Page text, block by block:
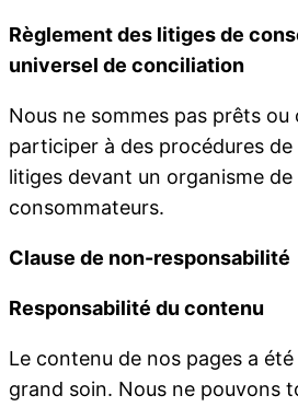
Règlement des litiges de
universel de conciliation
Nous ne sommes pas prêts ou
participer à des procédures
litiges devant un organisme
consommateurs.
Clause de non-responsabilité
Responsabilité du contenu
Le contenu de nos pages a
grand soin. Nous ne pouvons